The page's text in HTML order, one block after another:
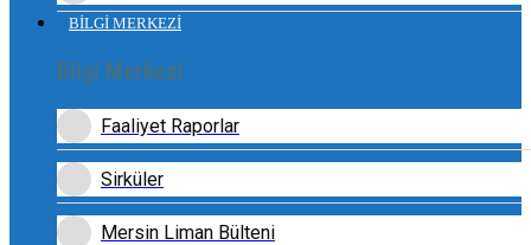
BİLGİ MERKEZİ
Bilgi Merkezi
Faaliyet Raporlar
Sirküler
Mersin Liman Bülteni